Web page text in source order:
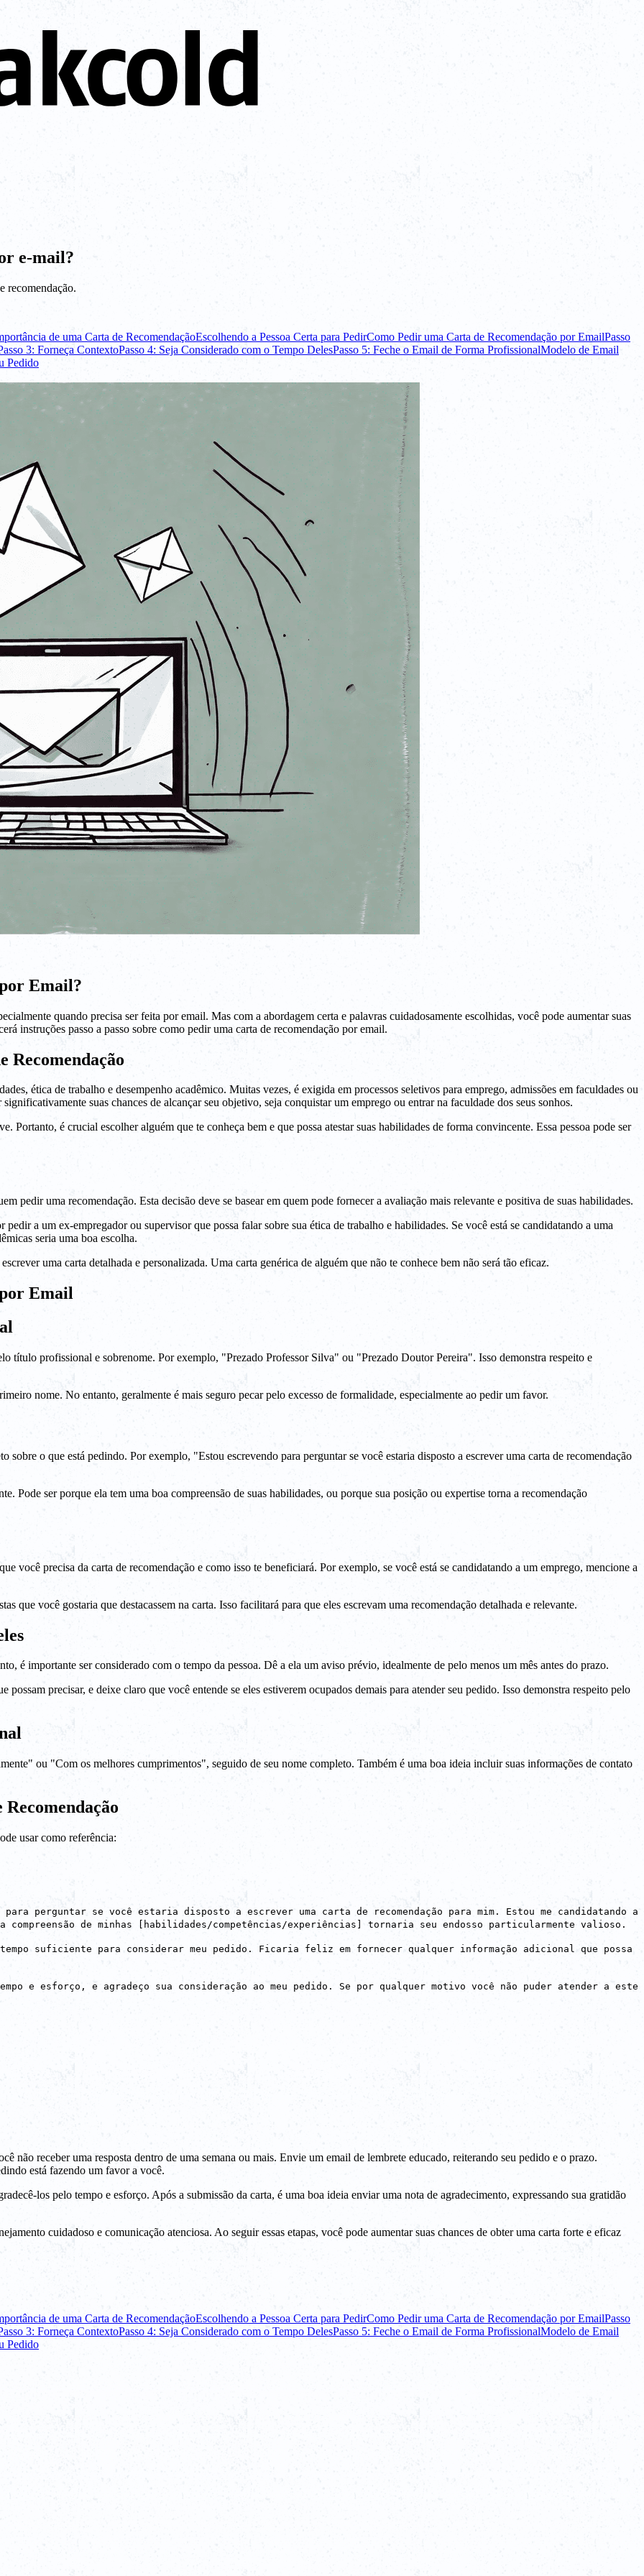
e-mail?
recomendação.
de uma Carta de RecomendaçãoEscolhendo a Pessoa Certa para PedirComo Pedir uma Carta de Recomendação por EmailPasso
3: Forneça ContextoPasso 4: Seja Considerado com o Tempo DelesPasso 5: Feche o Email de Forma ProfissionalModelo de Email
Pedido
Email?
quando precisa ser feita por email. Mas com a abordagem certa e palavras cuidadosamente escolhidas, você pode aumentar suas
instruções passo a passo sobre como pedir uma carta de recomendação por email.
Recomendação
ética de trabalho e desempenho acadêmico. Muitas vezes, é exigida em processos seletivos para emprego, admissões em faculdades ou
suas chances de alcançar seu objetivo, seja conquistar um emprego ou entrar na faculdade dos seus sonhos.
Portanto, é crucial escolher alguém que te conheça bem e que possa atestar suas habilidades de forma convincente. Essa pessoa pode ser
pedir uma recomendação. Esta decisão deve se basear em quem pode fornecer a avaliação mais relevante e positiva de suas habilidades.
a um ex-empregador ou supervisor que possa falar sobre sua ética de trabalho e habilidades. Se você está se candidatando a uma
seria uma boa escolha.
uma carta detalhada e personalizada. Uma carta genérica de alguém que não te conhece bem não será tão eficaz.
Email
título profissional e sobrenome. Por exemplo, "Prezado Professor Silva" ou "Prezado Doutor Pereira". Isso demonstra respeito e
nome. No entanto, geralmente é mais seguro pecar pelo excesso de formalidade, especialmente ao pedir um favor.
o que está pedindo. Por exemplo, "Estou escrevendo para perguntar se você estaria disposto a escrever uma carta de recomendação
Pode ser porque ela tem uma boa compreensão de suas habilidades, ou porque sua posição ou expertise torna a recomendação
você precisa da carta de recomendação e como isso te beneficiará. Por exemplo, se você está se candidatando a um emprego, mencione a
que você gostaria que destacassem na carta. Isso facilitará para que eles escrevam uma recomendação detalhada e relevante.
é importante ser considerado com o tempo da pessoa. Dê a ela um aviso prévio, idealmente de pelo menos um mês antes do prazo.
precisar, e deixe claro que você entende se eles estiverem ocupados demais para atender seu pedido. Isso demonstra respeito pelo
ou "Com os melhores cumprimentos", seguido de seu nome completo. Também é uma boa ideia incluir suas informações de contato
usar como referência:
perguntar se você estaria disposto a escrever uma carta de recomendação para mim. Estou me candidatando a
de minhas [habilidades/competências/experiências] tornaria seu endosso particularmente valioso.
suficiente para considerar meu pedido. Ficaria feliz em fornecer qualquer informação adicional que possa
e esforço, e agradeço sua consideração ao meu pedido. Se por qualquer motivo você não puder atender a este
não receber uma resposta dentro de uma semana ou mais. Envie um email de lembrete educado, reiterando seu pedido e o prazo.
está fazendo um favor a você.
los pelo tempo e esforço. Após a submissão da carta, é uma boa ideia enviar uma nota de agradecimento, expressando sua gratidão
cuidadoso e comunicação atenciosa. Ao seguir essas etapas, você pode aumentar suas chances de obter uma carta forte e eficaz
de uma Carta de RecomendaçãoEscolhendo a Pessoa Certa para PedirComo Pedir uma Carta de Recomendação por EmailPasso
3: Forneça ContextoPasso 4: Seja Considerado com o Tempo DelesPasso 5: Feche o Email de Forma ProfissionalModelo de Email
Pedido